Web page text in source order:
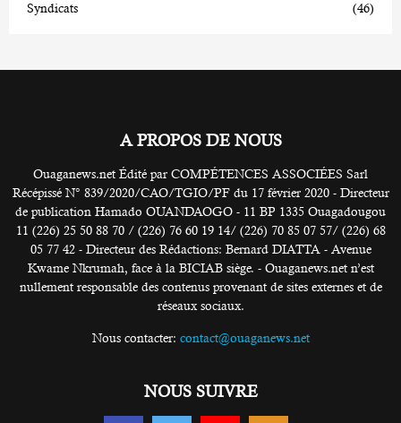
Syndicats
(46)
A PROPOS DE NOUS
Ouaganews.net Édité par COMPÉTENCES ASSOCIÉES Sarl
Récépissé N° 839/2020/CAO/TGIO/PF du 17 février 2020 - Directeur
de publication Hamado OUANDAOGO - 11 BP 1335 Ouagadougou
11 (226) 25 50 88 70 / (226) 76 60 19 14/ (226) 70 85 07 57/ (226) 68
05 77 42 - Directeur des Rédactions: Bernard DIATTA - Avenue
Kwame Nkrumah, face à la BICIAB siège. - Ouaganews.net n’est
nullement responsable des contenus provenant de sites externes et de
réseaux sociaux.
Nous contacter: contact@ouaganews.net
NOUS SUIVRE